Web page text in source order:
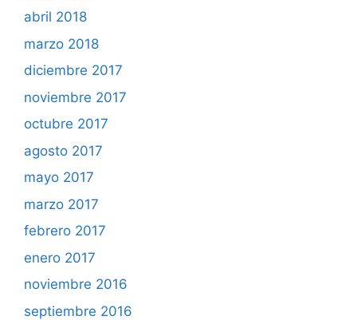
abril 2018
marzo 2018
diciembre 2017
noviembre 2017
octubre 2017
agosto 2017
mayo 2017
marzo 2017
febrero 2017
enero 2017
noviembre 2016
septiembre 2016